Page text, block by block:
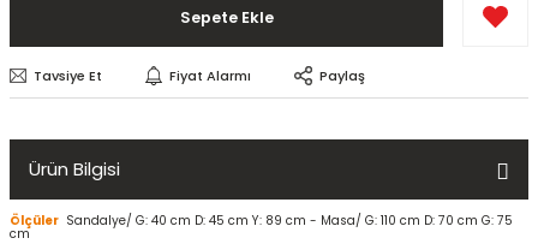
Sepete Ekle
Tavsiye Et Fiyat Alarmı Paylaş
Ürün Bilgisi
Ölçüler Sandalye/ G: 40 cm D: 45 cm Y: 89 cm - Masa/ G: 110 cm D: 70 cm G: 75
cm